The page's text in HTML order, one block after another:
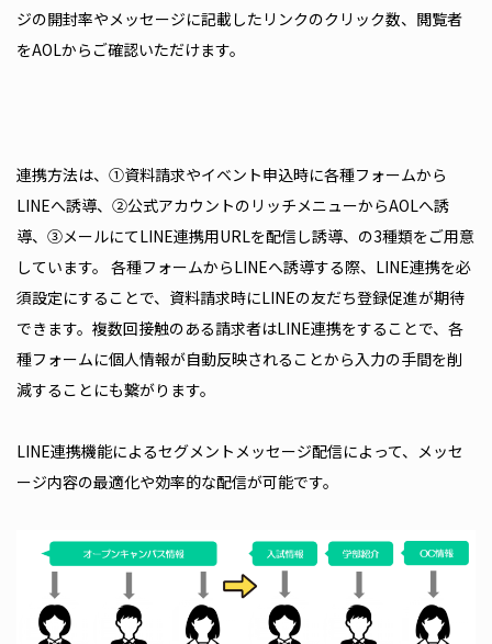
ジの開封率やメッセージに記載したリンクのクリック数、閲覧者
をAOLからご確認いただけます。
連携方法は、①資料請求やイベント申込時に各種フォームから
LINEへ誘導、②公式アカウントのリッチメニューからAOLへ誘
導、③メールにてLINE連携用URLを配信し誘導、の3種類をご用意
しています。 各種フォームからLINEへ誘導する際、LINE連携を必
須設定にすることで、資料請求時にLINEの友だち登録促進が期待
できます。複数回接触のある請求者はLINE連携をすることで、各
種フォームに個人情報が自動反映されることから入力の手間を削
減することにも繋がります。
LINE連携機能によるセグメントメッセージ配信によって、メッセ
ージ内容の最適化や効率的な配信が可能です。